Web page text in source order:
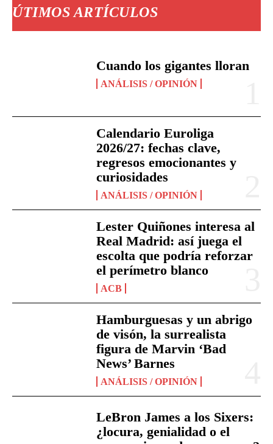
ÚTIMOS ARTÍCULOS
Cuando los gigantes lloran
ANÁLISIS / OPINIÓN
Calendario Euroliga
2026/27: fechas clave,
regresos emocionantes y
curiosidades
ANÁLISIS / OPINIÓN
Lester Quiñones interesa al
Real Madrid: así juega el
escolta que podría reforzar
el perímetro blanco
ACB
Hamburguesas y un abrigo
de visón, la surrealista
figura de Marvin ‘Bad
News’ Barnes
ANÁLISIS / OPINIÓN
LeBron James a los Sixers:
¿locura, genialidad o el